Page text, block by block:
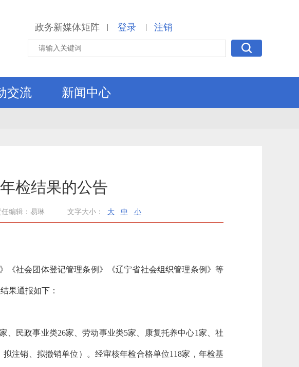
政务新媒体矩阵 | 登录 | 注销
交流 新闻中心
检结果的公告
任编辑：易琳 文字大小： 大 中 小
《社会团体登记管理条例》《辽宁省社会组织管理条例》等
果通报如下：
、民政事业类26家、劳动事业类5家、康复托养中心1家、社
注销、拟撤销单位）。经审核年检合格单位118家，年检基